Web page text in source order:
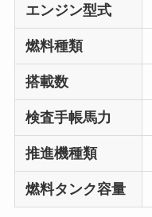
エンジン型式
燃料種類
搭載数
検査手帳馬力
推進機種類
燃料タンク容量